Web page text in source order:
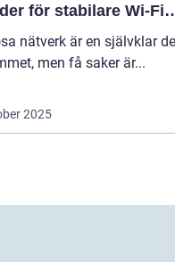
för stabilare Wi-Fi i
nätverk är en självklar
men få saker är...
2025